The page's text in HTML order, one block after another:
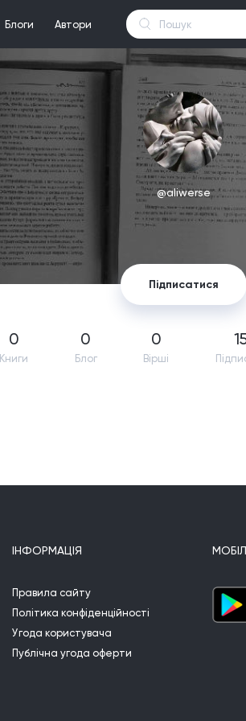
Блоги Автори
@aliwerse
Підписатися
0
Книги
0
Блог
0
Вірші
ІНФОРМАЦІЯ
Правила сайту
Політика конфіденційності
Угода користувача
Публічна угода оферти